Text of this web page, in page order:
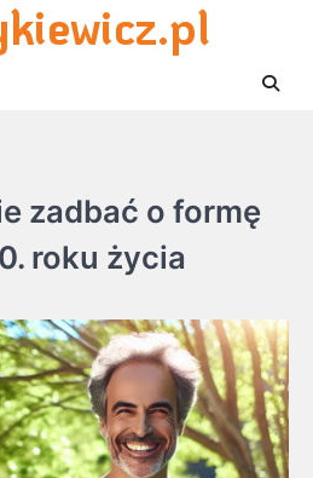
zadbać o formę
roku życia